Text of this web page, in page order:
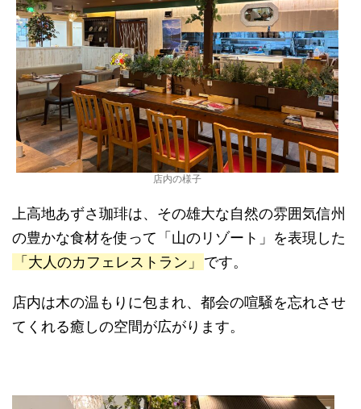
店内の様子
上高地あずさ珈琲は、その雄大な自然の雰囲気信州
の豊かな食材を使って「山のリゾート」を表現した
「大人のカフェレストラン」
です。
店内は木の温もりに包まれ、都会の喧騒を忘れさせ
てくれる癒しの空間が広がります。